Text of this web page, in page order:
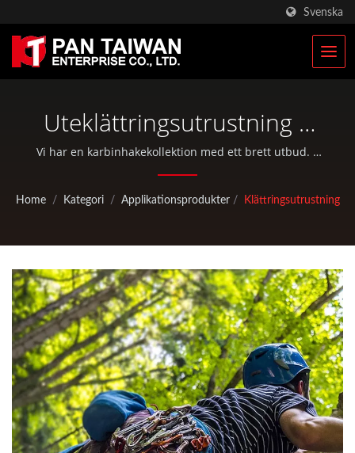
Svenska
Uteklättringsutrustning |
Tillverkare Av
Skräddarsydda Klättrings-
Taiwan
Vi har en karbinhakekollektion med ett brett utbud. |
Pan Taiwan erbjuder OEM / ODM-tjänster såsom
EDC-väskor och standarddelar för cyklar och
Home / Kategori / Applikationsprodukter / Klättringsutrustning